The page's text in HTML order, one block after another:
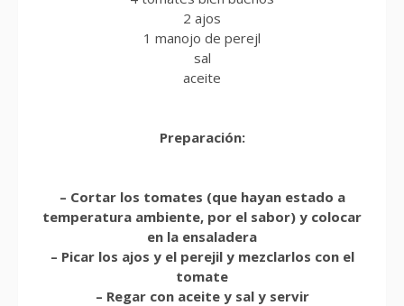
2 ajos
1 manojo de perejl
sal
aceite
Preparación:
– Cortar los tomates (que hayan estado a
temperatura ambiente, por el sabor) y colocar
en la ensaladera
– Picar los ajos y el perejil y mezclarlos con el
tomate
– Regar con aceite y sal y servir